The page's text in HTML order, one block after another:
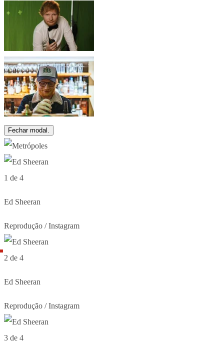
Fechar modal.
1 de 4
Ed Sheeran
Reprodução / Instagram
2 de 4
Ed Sheeran
Reprodução / Instagram
3 de 4